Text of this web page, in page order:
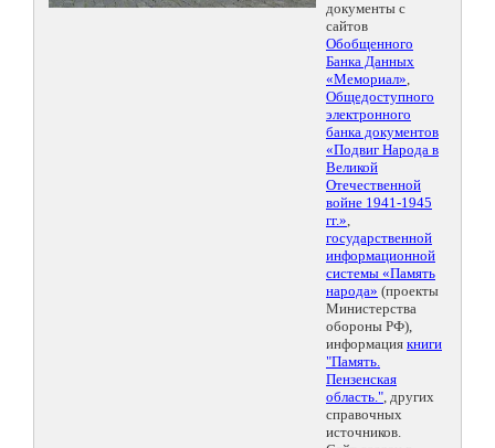
документы с
сайтов
Обобщенного
Банка Данных
«Мемориал»,
Общедоступного
электронного
банка документов
«Подвиг Народа в
Великой
Отечественной
войне 1941-1945
гг.»,
государственной
информационной
системы «Память
народа» (проекты
Министерства
обороны РФ),
информация книги
"Память.
Пензенская
область.", других
справочных
источников.